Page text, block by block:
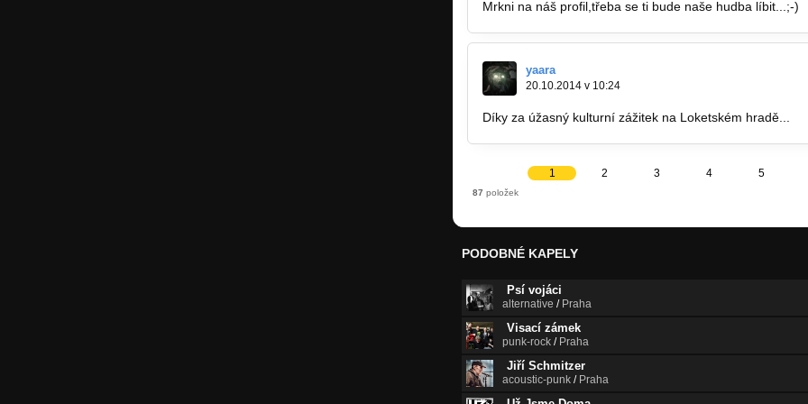
Mrkni na náš profil,třeba se ti bude naše hudba líbit...;-)
yaara
20.10.2014 v 10:24
Díky za úžasný kulturní zážitek na Loketském hradě...
1 2 3 4 5
87 položek
PODOBNÉ KAPELY
Psí vojáci
alternative / Praha
Visací zámek
punk-rock / Praha
Jiří Schmitzer
acoustic-punk / Praha